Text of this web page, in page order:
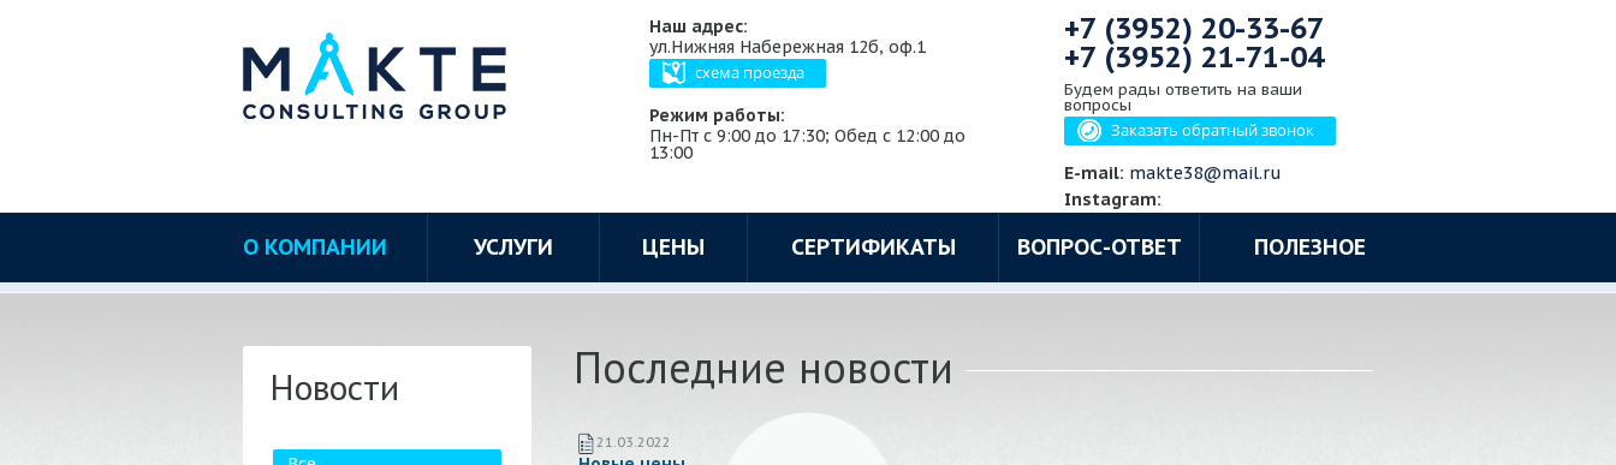
Наш адрес:
ул.Нижняя Набережная 12б, оф.1
схема проезда
Режим работы:
Пн-Пт с 9:00 до 17:30; Обед с 12:00 до
13:00
+7 (3952) 20-33-67
+7 (3952) 21-71-04
Будем рады ответить на ваши
вопросы
Заказать обратный звонок
E-mail: makte38@mail.ru
Instagram:
О КОМПАНИИ УСЛУГИ ЦЕНЫ СЕРТИФИКАТЫ ВОПРОС-ОТВЕТ ПОЛЕЗНОЕ
Новости Последние новости
21.03.2022